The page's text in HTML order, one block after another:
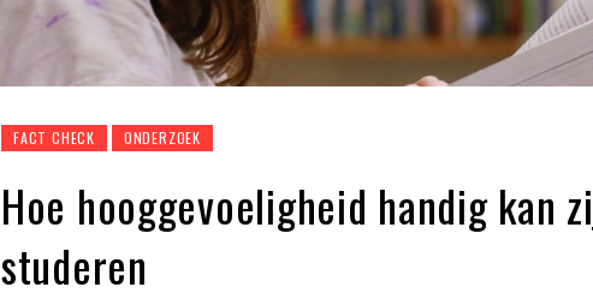
FACT CHECK ONDERZOEK
Hoe hooggevoeligheid handig kan
studeren